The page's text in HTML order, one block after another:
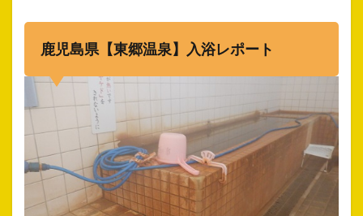
鹿児島県【東郷温泉】入浴レポート